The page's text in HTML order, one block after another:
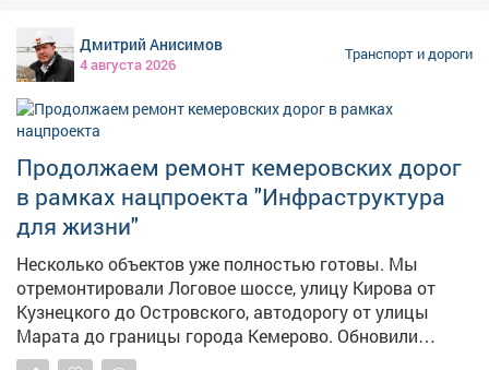
Дмитрий Анисимов
4 августа 2026
Транспорт и дороги
Продолжаем ремонт кемеровских дорог
в рамках нацпроекта "Инфраструктура
для жизни"
Несколько объектов уже полностью готовы. Мы
отремонтировали Логовое шоссе, улицу Кирова от
Кузнецкого до Островского, автодорогу от улицы
Марата до границы города Кемерово. Обновили
изношенное дорожное покрытие по улице Нахимова от